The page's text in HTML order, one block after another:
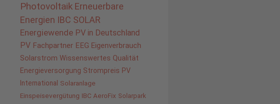
Photovoltaik Erneuerbare
Energien IBC SOLAR
Energiewende PV in Deutschland
PV Fachpartner EEG Eigenverbrauch
Solarstrom Wissenswertes Qualität
Energieversorgung Strompreis PV
International Solaranlage
Einspeisevergütung IBC AeroFix Solarpark